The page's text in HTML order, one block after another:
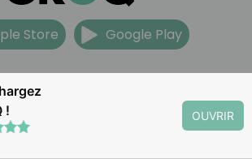
Store Google Play
!
OUVRIR